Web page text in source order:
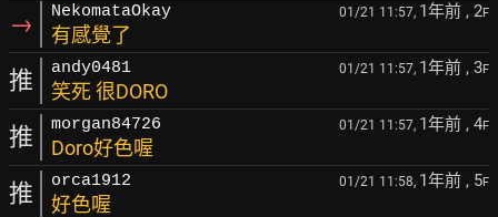
→ NekomataOkay 01/21 11:57, 1年前 , 2F
有感覺了
推 andy0481 01/21 11:57, 1年前 , 3F
笑死 很DORO
推 morgan84726 01/21 11:57, 1年前 , 4F
Doro好色喔
推 orca1912 01/21 11:58, 1年前 , 5F
好色喔